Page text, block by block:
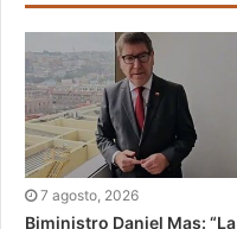
7 agosto, 2026
Biministro Daniel Mas: “La